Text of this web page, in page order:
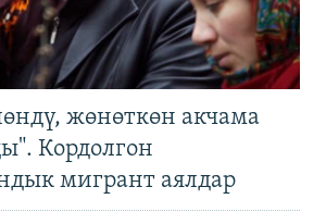
жөнөткөн акчама
Кордолгон
мигрант аялдар